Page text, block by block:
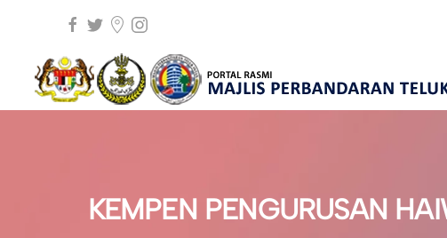
KEMPEN PENGURUSAN